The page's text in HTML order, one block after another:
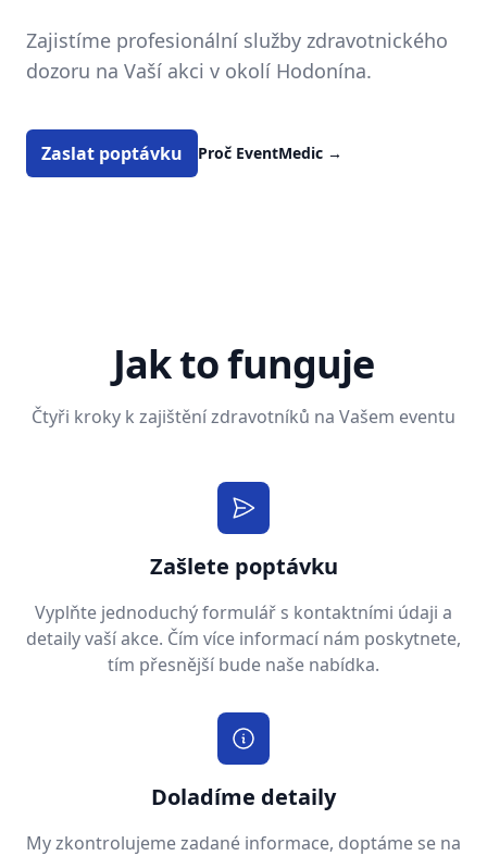
Zajistíme profesionální služby zdravotnického
dozoru na Vaší akci v okolí Hodonína.
Zaslat poptávku Proč EventMedic →
Jak to funguje
Čtyři kroky k zajištění zdravotníků na Vašem eventu
Zašlete poptávku
Vyplňte jednoduchý formulář s kontaktními údaji a
detaily vaší akce. Čím více informací nám poskytnete,
tím přesnější bude naše nabídka.
Doladíme detaily
My zkontrolujeme zadané informace, doptáme se na